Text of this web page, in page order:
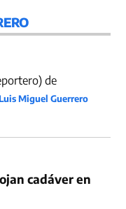
de
Miguel Guerrero
cadáver en